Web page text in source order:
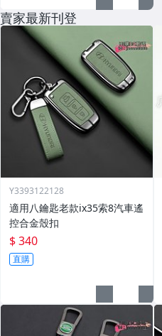
賣家最新刊登
Y3393122128
適用八鑰匙老款ix35索8汽車遙
控合金殼扣
$ 340
直購